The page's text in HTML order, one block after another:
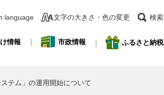
language 文字の大きさ・色の変更 検索
情報 市政情報 ふるさと納税
テム」の運用開始について